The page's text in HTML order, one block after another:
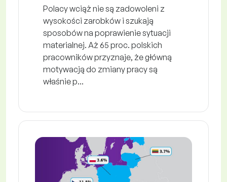
Polacy wciąż nie są zadowoleni z
wysokości zarobków i szukają
sposobów na poprawienie sytuacji
materialnej. Aż 65 proc. polskich
pracowników przyznaje, że główną
motywacją do zmiany pracy są
właśnie p...